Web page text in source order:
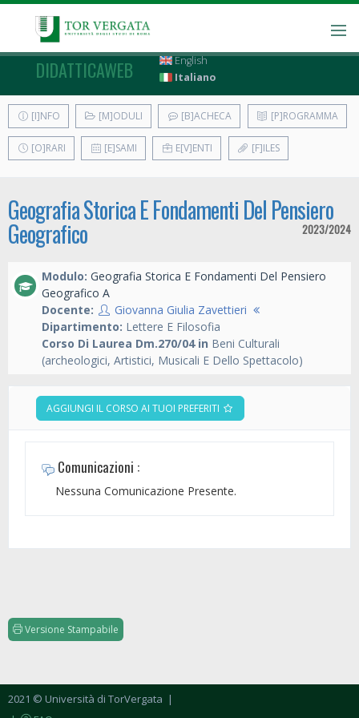
DIDATTICAWEB
English
Italiano
[I]NFO [M]ODULI [B]ACHECA [P]ROGRAMMA
[O]RARI [E]SAMI E[V]ENTI [F]ILES
Geografia Storica E Fondamenti Del Pensiero
Geografico 2023/2024
Modulo: Geografia Storica E Fondamenti Del Pensiero
Geografico A
Docente:
Giovanna Giulia Zavettieri
Dipartimento: Lettere E Filosofia
Corso Di Laurea Dm.270/04 in Beni Culturali
(archeologici, Artistici, Musicali E Dello Spettacolo)
AGGIUNGI IL CORSO AI TUOI PREFERITI
Comunicazioni :
Nessuna Comunicazione Presente.
Versione Stampabile
2021 © Università di TorVergata |